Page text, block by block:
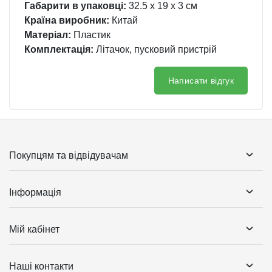
Габарити в упаковці: 32.5 x 19 x 3 см
Країна виробник: Китай
Матеріал: Пластик
Комплектація: Літачок, пусковий пристрій
Написати відгук
Покупцям та відвідувачам
Інформація
Мій кабінет
Наші контакти